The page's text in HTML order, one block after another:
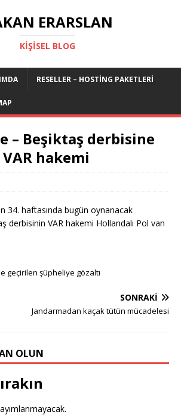
ERARSLAN
KIŞISEL BLOG
RESELLER – HOSTING PAKETLERI
– Beşiktaş derbisine
hakemi
34. haftasında bugün oynanacak
derbisinin VAR hakemi Hollandalı Pol van
geçirilen şüpheliye gözaltı
SONRAKI
Jandarmadan kaçak tütün mücadelesi
OLUN